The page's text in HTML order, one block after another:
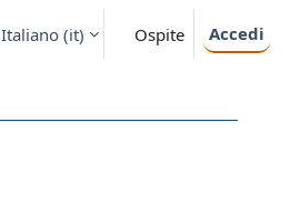
Italiano ‎(it)‎ Ospite Accedi